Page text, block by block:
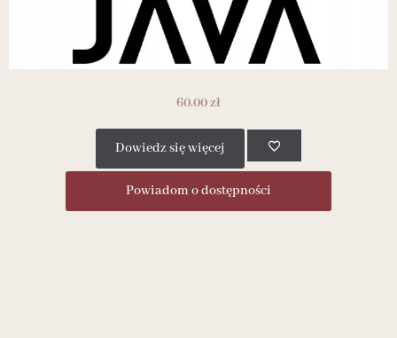
60.00zł
Dowiedz się więcej
Powiadom o dostępności